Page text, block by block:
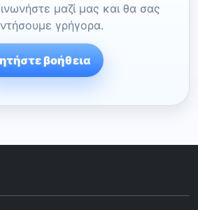
μαζί μας και θα σας
γρήγορα.
βοήθεια